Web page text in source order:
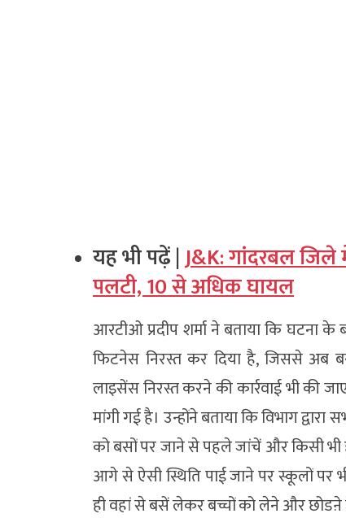
यह भी पढ़ें |J&K: गांदरबल जिले
पलटी, 10 से अधिक घायल
आरटीओ प्रदीप शर्मा ने बताया कि
फिटनेस निरस्त कर दिया है, जिससे अब
लाइसेंस निरस्त करने की कार्रवाई भी की
मांगी गई है। उन्होंने बताया कि विभाग
को बसों पर जाने से पहले जांचें और किसी
आगे से ऐसी स्थिति पाई जाने पर स्कूलों पर
ही वहां से बसें लेकर बच्चों को लेने और